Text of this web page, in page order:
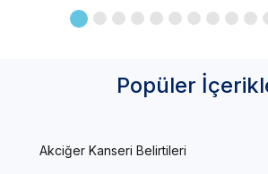
Popüler
Akciğer Kanseri Belirtileri